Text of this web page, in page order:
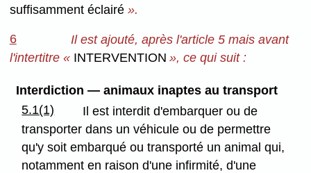
suffisamment éclairé ».
6
Il est ajouté, après l'article 5 mais avant
l'intertitre « INTERVENTION », ce qui suit :
Interdiction — animaux inaptes au transport
5.1(1)
Il est interdit d'embarquer ou de
transporter dans un véhicule ou de permettre
qu'y soit embarqué ou transporté un animal qui,
notamment en raison d'une infirmité, d'une